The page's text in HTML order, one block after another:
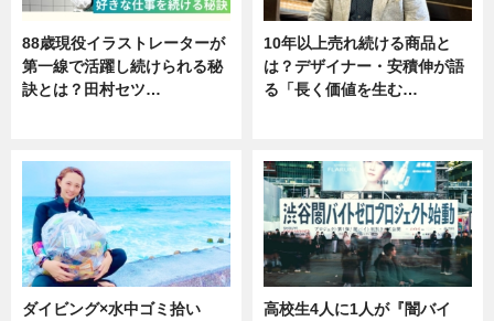
88歳現役イラストレーターが
第一線で活躍し続けられる秘
訣とは？田村セツ…
10年以上売れ続ける商品と
は？デザイナー・安積伸が語
る「長く価値を生む…
ダイビング×水中ゴミ拾い
高校生4人に1人が『闇バイ